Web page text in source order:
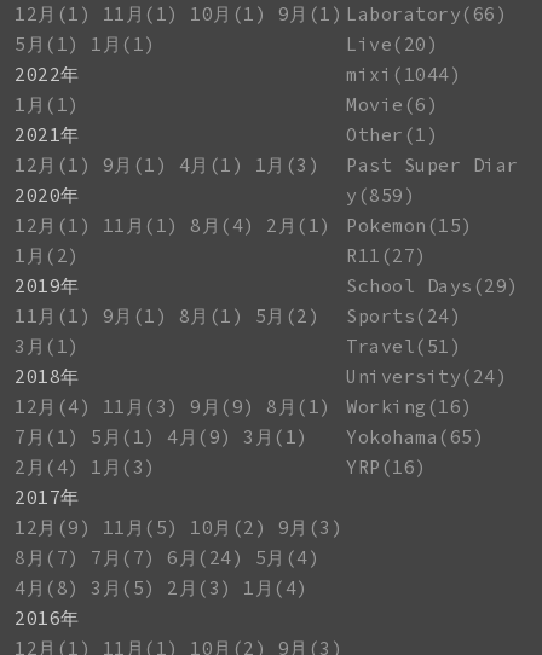
12月(1)
11月(1) 10月(1)
9月(1)
5月(1)
1月(1)
2022年
1月(1)
2021年
12月(1)
9月(1) 4月(1)
1月(3)
2020年
12月(1)
11月(1) 8月(4)
2月(1)
1月(2)
2019年
11月(1)
9月(1) 8月(1)
5月(2)
3月(1)
2018年
12月(4)
11月(3) 9月(9)
8月(1)
7月(1)
5月(1) 4月(9)
3月(1)
2月(4)
1月(3)
2017年
12月(9)
11月(5) 10月(2)
9月(3)
8月(7)
7月(7) 6月(24)
5月(4)
4月(8)
3月(5) 2月(3)
1月(4)
2016年
12月(1)
11月(1) 10月(2)
9月(3)
Laboratory(66)
Live(20)
mixi(1044)
Movie(6)
Other(1)
Past Super Diar
y(859)
Pokemon(15)
R11(27)
School Days(29)
Sports(24)
Travel(51)
University(24)
Working(16)
Yokohama(65)
YRP(16)